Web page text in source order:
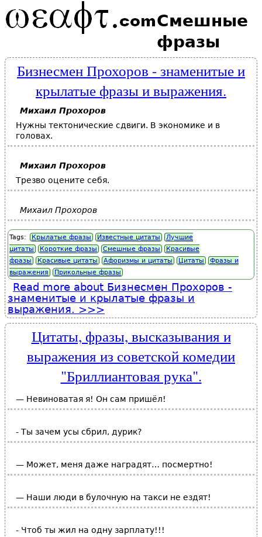
Смешные
фразы
Бизнесмен Прохоров - знаменитые и
крылатые фразы и выражения.
Михаил Прохоров
Нужны тектонические сдвиги. В экономике и в
головах.
Михаил Прохоров
Трезво оцените себя.
Михаил Прохоров
Tags: Крылатые фразы Известные цитаты
Лучшие
цитаты
Короткие фразы Смешные фразы
Красивые
фразы
Красивые цитаты Афоризмы и цитаты Цитаты
Фразы и
выражения
Прикольные фразы
Read more about Бизнесмен Прохоров -
знаменитые и крылатые фразы и
выражения.
Цитаты, фразы, высказывания и
выражения из советской комедии
"Бриллиантовая рука".
— Невиноватая я! Он сам пришёл!
- Ты зачем усы сбрил, дурик?
— Может, меня даже наградят… посмертно!
— Наши люди в булочную на такси не ездят!
- Чтоб ты жил на одну зарплату!!!